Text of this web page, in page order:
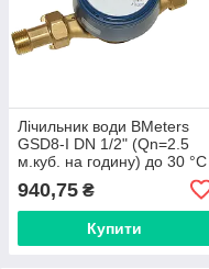
Лічильник води BMeters
GSD8-I DN 1/2" (Qn=2.5
м.куб. на годину) до 30 °C
940,75 ₴
Купити